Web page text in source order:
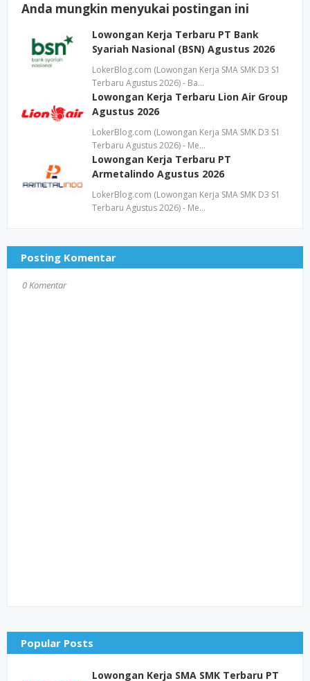
Anda mungkin menyukai postingan ini
Lowongan Kerja Terbaru PT Bank
Syariah Nasional (BSN) Agustus 2026
LokerBlog.com (Lowongan Kerja SMA SMK D3 S1
Terbaru Agustus 2026) - Ba…
Lowongan Kerja Terbaru Lion Air Group
Agustus 2026
LokerBlog.com (Lowongan Kerja SMA SMK D3 S1
Terbaru Agustus 2026) - Me…
Lowongan Kerja Terbaru PT
Armetalindo Agustus 2026
LokerBlog.com (Lowongan Kerja SMA SMK D3 S1
Terbaru Agustus 2026) - Me…
Posting Komentar
0 Komentar
Popular Posts
Lowongan Kerja SMA SMK Terbaru PT